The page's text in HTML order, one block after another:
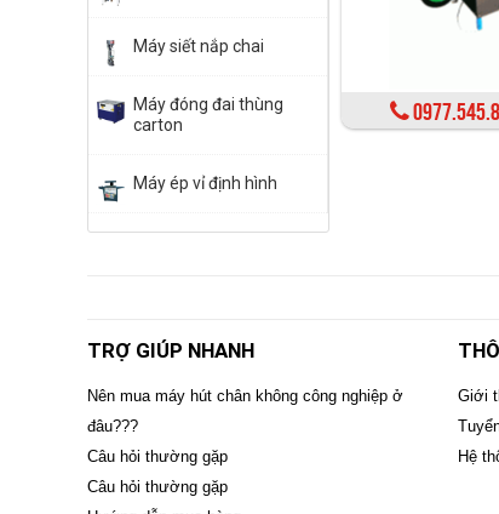
Máy siết nắp chai
Máy đóng đai thùng
carton
Máy ép vỉ định hình
TRỢ GIÚP NHANH
Nên mua máy hút chân không công nghiệp ở
đâu???
Câu hỏi thường gặp
Câu hỏi thường gặp
Giới
Hệ